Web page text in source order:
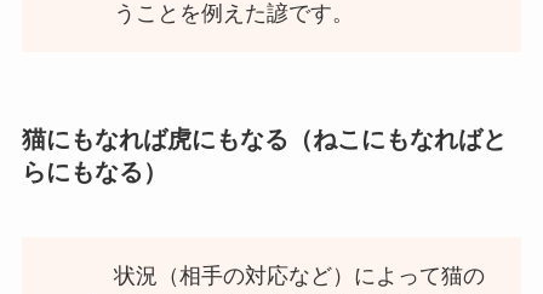
うことを例えた諺です。
猫にもなれば虎にもなる（ねこにもなればと
らにもなる）
状況（相手の対応など）によって猫の